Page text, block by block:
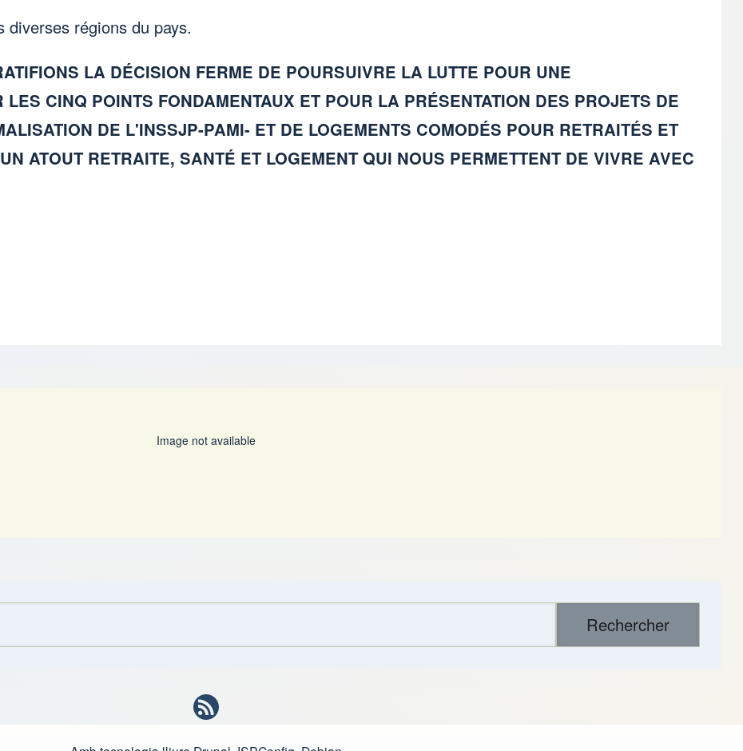
régions du pays.
LA DÉCISION FERME DE POURSUIVRE LA LUTTE POUR UNE
CINQ POINTS FONDAMENTAUX ET POUR LA PRÉSENTATION DES PROJETS DE
DE L'INSSJP-PAMI- ET DE LOGEMENTS COMODÉS POUR RETRAITÉS ET
ATOUT RETRAITE, SANTÉ ET LOGEMENT QUI NOUS PERMETTENT DE VIVRE AVEC
Image not available